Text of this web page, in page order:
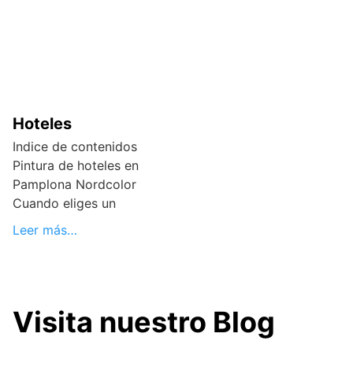
Hoteles
Indice de contenidos
Pintura de hoteles en
Pamplona Nordcolor
Cuando eliges un
Leer más…
Visita nuestro Blog